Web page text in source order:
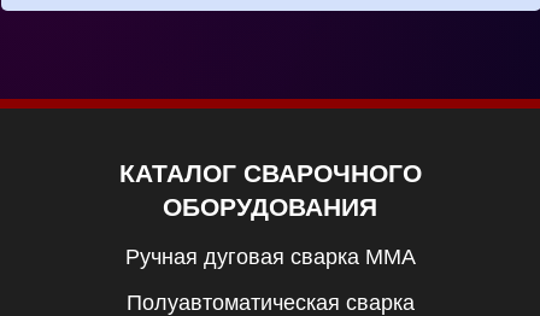
КАТАЛОГ СВАРОЧНОГО
ОБОРУДОВАНИЯ
Ручная дуговая сварка MMA
Полуавтоматическая сварка